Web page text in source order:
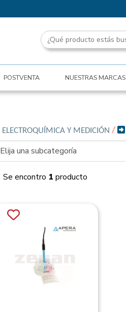
POSTVENTA NUESTRAS MARCAS
ELECTROQUÍMICA Y MEDICIÓN /
Elija una subcategoría
Se encontro 1 producto